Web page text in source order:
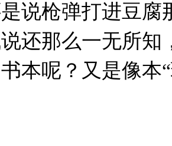
说枪弹打进豆
还那么一无所知
本呢？又是像本